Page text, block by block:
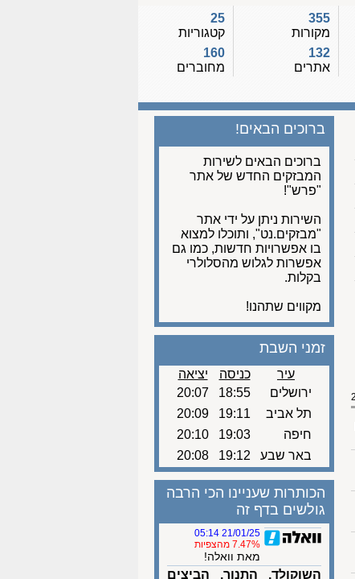
355
מקורות
132
אתרים
25
קטגוריות
160
מחוברים
ברוכים הבאים!
ברוכים הבאים לשירות
המבזקים החדש של אתר
"פרש"!
השירות ניתן על ידי אתר
"מבזקים.נט", ותוכלו למצוא
בו אפשרויות חדשות, כמו גם
אפשרות לגלוש מהסלולרי
בקלות.
מקווים שתהנו!
זמני השבת
עיר כניסה
יציאה
ירושלים
18:55
20:07
תל אביב
19:11
20:09
חיפה
19:03
20:10
באר שבע
19:12
20:08
הכותרות שעניינו הכי הרבה
גולשים בדף זה
21/01/25 05:14
7.47% מהצפיות
מאת וואלה!
השוקולד, התנור, הביצים